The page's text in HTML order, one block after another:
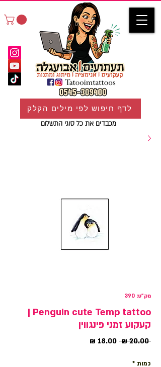
מכבדים את כל סוגי התשלום
לדף חיפוש לפי מילים הקלק
מק"ט: 390
Penguin cute Temp tattoo |
קעקוע זמני פינגווין
‏20.00 ‏₪
מחיר
כמות *